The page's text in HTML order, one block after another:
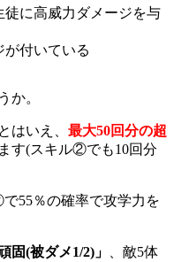
に高威力ダメージを与
付いている
か。
はいえ、 最大50回分の超
す(スキル②でも10回分
55％の確率で攻学力を
固(被ダメ1/2) 」
、敵5体